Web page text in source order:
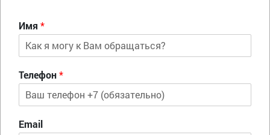
Имя *
Телефон*
Email